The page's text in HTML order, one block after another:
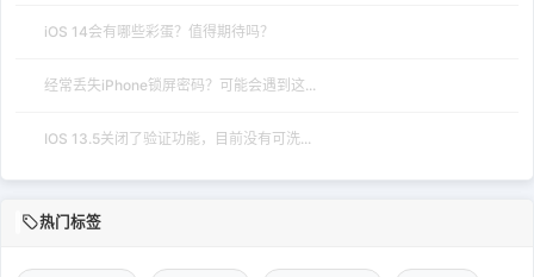
iOS 14会有哪些彩蛋？值得期待吗？
经常丢失iPhone锁屏密码？可能会遇到这...
IOS 13.5关闭了验证功能，目前没有可洗...
热门标签